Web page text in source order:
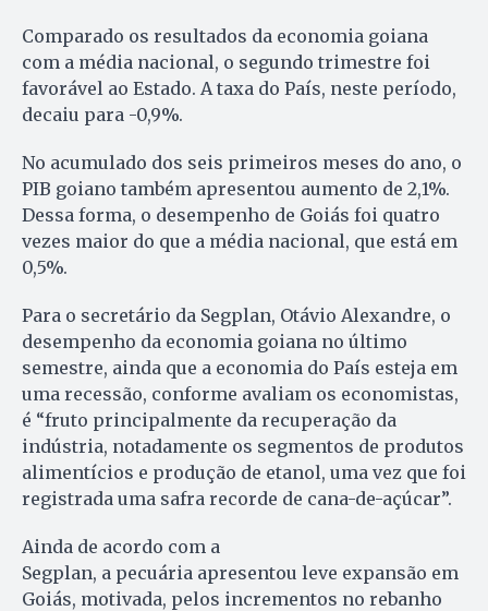
Comparado os resultados da economia goiana
com a média nacional, o segundo trimestre foi
favorável ao Estado. A taxa do País, neste período,
decaiu para -0,9%.
No acumulado dos seis primeiros meses do ano, o
PIB goiano também apresentou aumento de 2,1%.
Dessa forma, o desempenho de Goiás foi quatro
vezes maior do que a média nacional, que está em
0,5%.
Para o secretário da Segplan, Otávio Alexandre, o
desempenho da economia goiana no último
semestre, ainda que a economia do País esteja em
uma recessão, conforme avaliam os economistas,
é “fruto principalmente da recuperação da
indústria, notadamente os segmentos de produtos
alimentícios e produção de etanol, uma vez que foi
registrada uma safra recorde de cana-de-açúcar”.
Ainda de acordo com a
Segplan, a pecuária apresentou leve expansão em
Goiás, motivada, pelos incrementos no rebanho